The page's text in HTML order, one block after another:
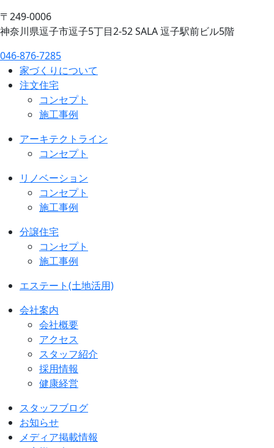
〒249-0006
神奈川県逗子市逗子5丁目2-52 SALA 逗子駅前ビル5階
046-876-7285
家づくりについて
注文住宅
コンセプト
施工事例
アーキテクトライン
コンセプト
リノベーション
コンセプト
施工事例
分譲住宅
コンセプト
施工事例
エステート(土地活用)
会社案内
会社概要
アクセス
スタッフ紹介
採用情報
健康経営
スタッフブログ
お知らせ
メディア掲載情報